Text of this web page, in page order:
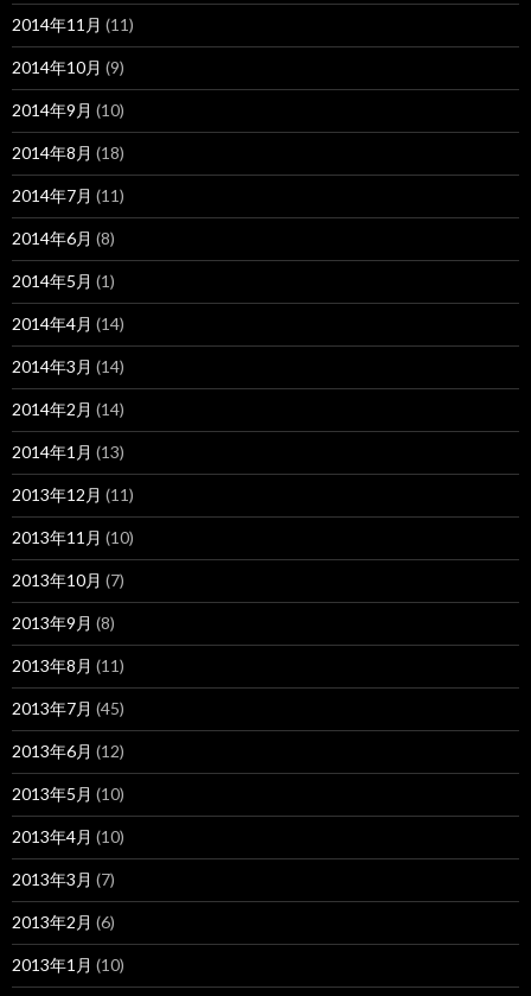
2014年11月 (11)
2014年10月 (9)
2014年9月 (10)
2014年8月 (18)
2014年7月 (11)
2014年6月 (8)
2014年5月 (1)
2014年4月 (14)
2014年3月 (14)
2014年2月 (14)
2014年1月 (13)
2013年12月 (11)
2013年11月 (10)
2013年10月 (7)
2013年9月 (8)
2013年8月 (11)
2013年7月 (45)
2013年6月 (12)
2013年5月 (10)
2013年4月 (10)
2013年3月 (7)
2013年2月 (6)
2013年1月 (10)